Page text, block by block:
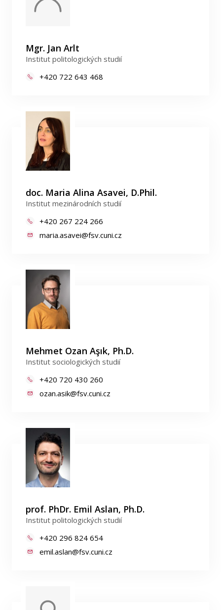
Mgr. Jan Arlt
Institut politologických studií
+420 722 643 468
doc. Maria Alina Asavei, D.Phil.
Institut mezinárodních studií
+420 267 224 266
maria.asavei@fsv.cuni.cz
Mehmet Ozan Aşık, Ph.D.
Institut sociologických studií
+420 720 430 260
ozan.asik@fsv.cuni.cz
prof. PhDr. Emil Aslan, Ph.D.
Institut politologických studií
+420 296 824 654
emil.aslan@fsv.cuni.cz